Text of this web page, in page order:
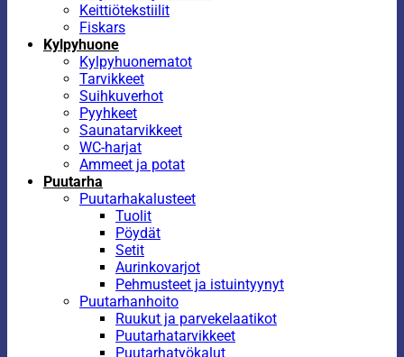
Keittiötekstiilit
Fiskars
Kylpyhuone
Kylpyhuonematot
Tarvikkeet
Suihkuverhot
Pyyhkeet
Saunatarvikkeet
WC-harjat
Ammeet ja potat
Puutarha
Puutarhakalusteet
Tuolit
Pöydät
Setit
Aurinkovarjot
Pehmusteet ja istuintyynyt
Puutarhanhoito
Ruukut ja parvekelaatikot
Puutarhatarvikkeet
Puutarhatyökalut